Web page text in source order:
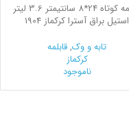
قابلمه کوتاه 24*8 سانتیمتر 3.6 لیتر
استیل براق آسترا کرکماز 1904
تابه و وک,قابلمه
کرکماز
ناموجود